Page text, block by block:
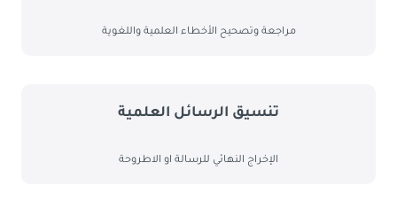
ﻣﺮاﺟﻌﺔ وﺗﺼﺤﻴﺢ اﻷﺧﻄﺎء اﻟﻌﻠﻤﻴﺔ واﻟﻠﻐﻮﻳﺔ
ﺗﻨﺴﻴﻖ اﻟﺮﺳﺎﺋﻞ اﻟﻌﻠﻤﻴﺔ
اﻹﺧﺮاج اﻟﻨﻬﺎﺋﻲ ﻟﻠﺮﺳﺎﻟﺔ او اﻻﻃﺮوﺣﺔ